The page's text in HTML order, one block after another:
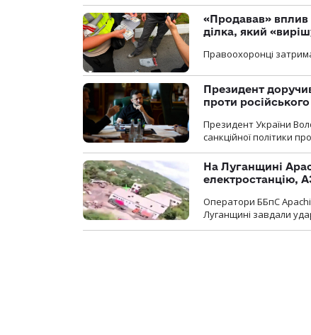
«Продавав» вплив
ділка, який
Правоохоронці
Президент
проти
Президент України
санкційної політики
На Луганщині
електростанцію,
Оператори ББпС Apachi
Луганщині завдали